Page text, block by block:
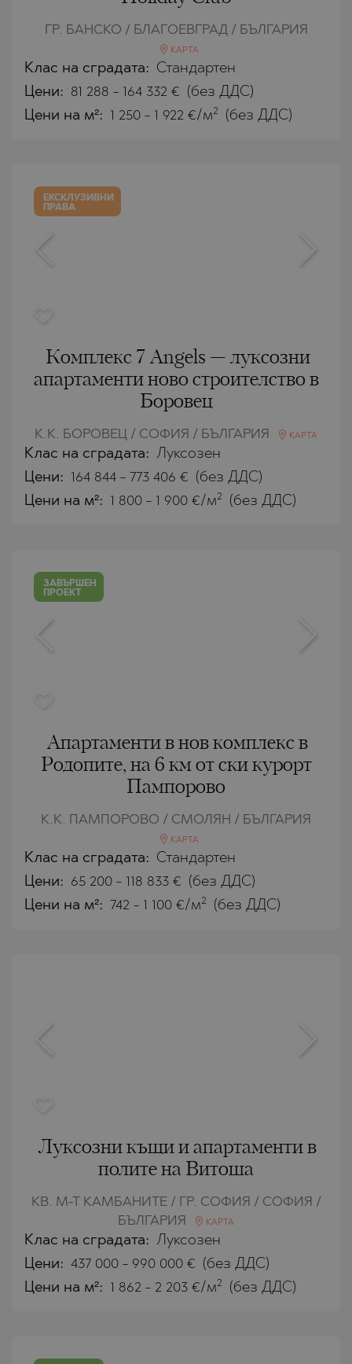
ГР. БАНСКО / БЛАГОЕВГРАД / БЪЛГАРИЯ
КАРТА
Клас на сградата: Стандартен
Цени: 81 288 - 164 332 € (без ДДС)
Цени на м²: 1 250 - 1 922 €/м2 (без ДДС)
ЕКСКЛУЗИВНИ
ПРАВА
Комплекс 7 Angels — луксозни
апартаменти ново строителство в
Боровец
К.К. БОРОВЕЦ / СОФИЯ / БЪЛГАРИЯ КАРТА
Клас на сградата: Луксозен
Цени: 164 844 - 773 406 € (без ДДС)
Цени на м²: 1 800 - 1 900 €/м2 (без ДДС)
ЗАВЪРШЕН
ПРОЕКТ
Апартаменти в нов комплекс в
Родопите, на 6 км от ски курорт
Пампорово
К.К. ПАМПОРОВО / СМОЛЯН / БЪЛГАРИЯ
КАРТА
Клас на сградата: Стандартен
Цени: 65 200 - 118 833 € (без ДДС)
Цени на м²: 742 - 1 100 €/м2 (без ДДС)
Луксозни къщи и апартаменти в
полите на Витоша
КВ. М-Т КАМБАНИТЕ / ГР. СОФИЯ / СОФИЯ /
БЪЛГАРИЯ
КАРТА
Клас на сградата: Луксозен
Цени: 437 000 - 990 000 € (без ДДС)
Цени на м²: 1 862 - 2 203 €/м2 (без ДДС)